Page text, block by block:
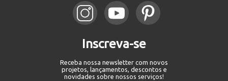
Inscreva-se
Receba nossa newsletter com novos
projetos, lançamentos, descontos e
novidades sobre nossos serviços!